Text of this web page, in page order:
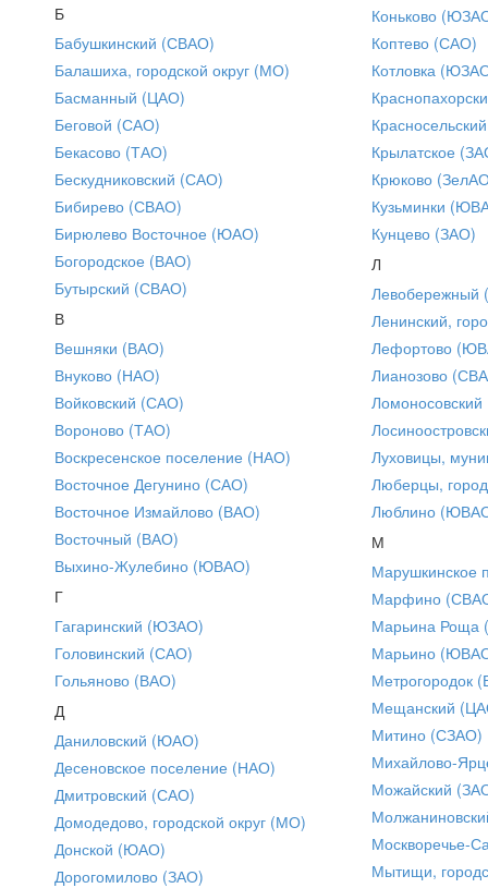
Б
Бабушкинский (СВАО)
Балашиха, городской округ (МО)
Басманный (ЦАО)
Беговой (САО)
Бекасово (ТАО)
Бескудниковский (САО)
Бибирево (СВАО)
Бирюлево Восточное (ЮАО)
Богородское (ВАО)
Бутырский (СВАО)
В
Вешняки (ВАО)
Внуково (НАО)
Войковский (САО)
Вороново (ТАО)
Воскресенское поселение (НАО)
Восточное Дегунино (САО)
Восточное Измайлово (ВАО)
Восточный (ВАО)
Выхино-Жулебино (ЮВАО)
Г
Гагаринский (ЮЗАО)
Головинский (САО)
Гольяново (ВАО)
Д
Даниловский (ЮАО)
Десеновское поселение (НАО)
Дмитровский (САО)
Домодедово, городской округ (МО)
Донской (ЮАО)
Дорогомилово (ЗАО)
Коньково
Коптево (САО)
Котловка
Крылатское
Крюково
Кузьминки
Кунцево (ЗАО)
Л
Ленинский,
Лефортово
Лианозово
Луховицы,
Люберцы,
Люблино
М
Марушкинское
Марфино
Марьина Роща
Марьино
Метрогородок
Мещанский
Митино (СЗАО)
Михайлово-
Можайский
Москворечье-
Мытищи,